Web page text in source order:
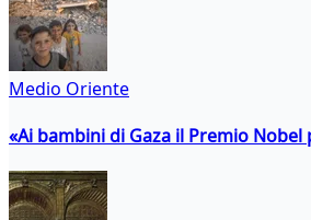
Medio Oriente
«Ai bambini di Gaza il Premio Nobel